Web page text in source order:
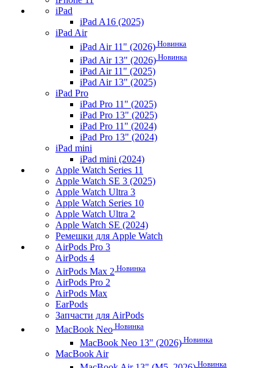
iPad
iPad A16 (2025)
iPad Air
iPad Air 11" (2026) Новинка
iPad Air 13" (2026) Новинка
iPad Air 11" (2025)
iPad Air 13" (2025)
iPad Pro
iPad Pro 11" (2025)
iPad Pro 13" (2025)
iPad Pro 11" (2024)
iPad Pro 13" (2024)
iPad mini
iPad mini (2024)
Apple Watch Series 11
Apple Watch SE 3 (2025)
Apple Watch Ultra 3
Apple Watch Series 10
Apple Watch Ultra 2
Apple Watch SE (2024)
Ремешки для Apple Watch
AirPods Pro 3
AirPods 4
AirPods Max 2 Новинка
AirPods Pro 2
AirPods Max
EarPods
Запчасти для AirPods
MacBook Neo Новинка
MacBook Neo 13" (2026) Новинка
MacBook Air
Новинка